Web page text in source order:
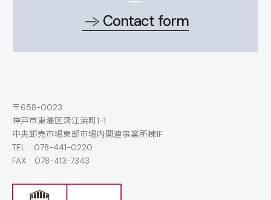
Contact form
〒658-0023
神戸市東灘区深江浜町1-1
中央卸売市場東部市場内関連事業所棟1F
TEL 078-441-0220
FAX 078-413-7343